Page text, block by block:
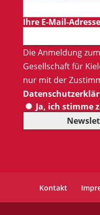
Ihre E-Mail-Adresse
Die Anmeldung
Gesellschaft für
nur mit der
Ja, ich stimme
Kontakt